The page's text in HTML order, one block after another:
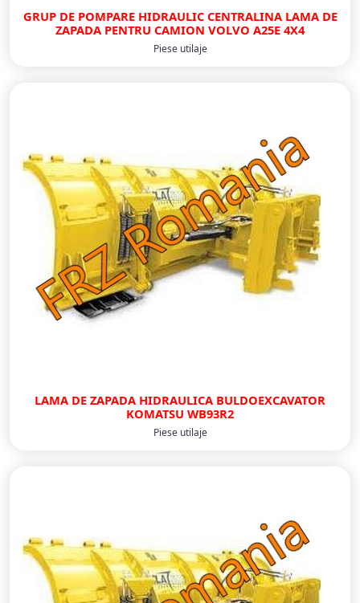
GRUP DE POMPARE HIDRAULIC CENTRALINA LAMA DE
ZAPADA PENTRU CAMION VOLVO A25E 4X4
Piese utilaje
LAMA DE ZAPADA HIDRAULICA BULDOEXCAVATOR
KOMATSU WB93R2
Piese utilaje